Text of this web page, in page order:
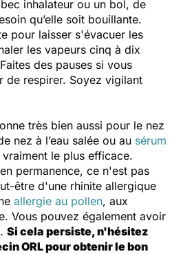
inhalateur ou un bol, de
qu’elle soit bouillante.
pour laisser s'évacuer les
les vapeurs cinq à dix
des pauses si vous
de respirer. Soyez vigilant
très bien aussi pour le nez
nez à l’eau salée ou au sérum
le plus efficace.
permanence, ce n'est pas
être d'une rhinite allergique
allergie au pollen, aux
Vous pouvez également avoir
Si cela persiste, n'hésitez
ORL pour obtenir le bon